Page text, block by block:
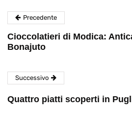
Precedente
Cioccolatieri di Modica:
Bonajuto
Successivo
Quattro piatti scoperti in